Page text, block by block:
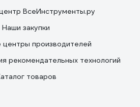
ВсеИнструменты.ру
Наши закупки
производителей
рекомендательных технологий
товаров